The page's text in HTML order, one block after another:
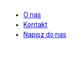
O nas
Kontakt
Napisz do nas